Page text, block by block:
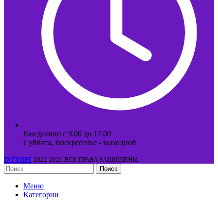
Ежедневно с 9.00 до 17.00
Суббота, Воскресенье - выходной
INTТОРГ 2022-2026 ВСЕ ПРАВА ЗАЩИЩЕНЫ.
Поиск
Меню
Категории